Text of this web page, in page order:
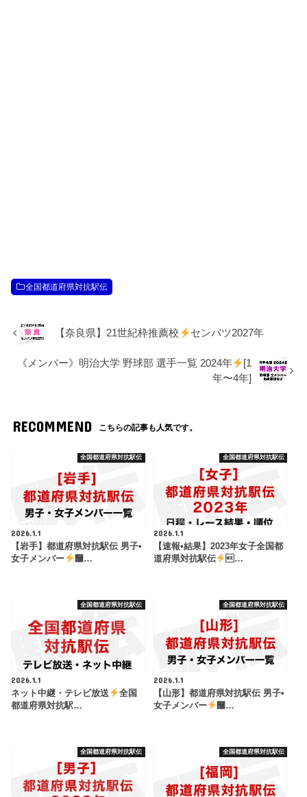
全国都道府県対抗駅伝
【奈良県】21世紀枠推薦校 センバツ2027年
《メンバー》明治大学 野球部 選手一覧 2024年
[1
年〜4年]
RECOMMEND こちらの記事も人気です。
全国都道府県対抗駅伝
2026.1.1
【岩手】都道府県対抗駅伝 男子•
女子メンバー
࿠…
全国都道府県対抗駅伝
2026.1.1
【速報•結果】2023年女子全国都
道府県対抗駅伝
…
全国都道府県対抗駅伝
2026.1.1
ネット中継・テレビ放送
全国
都道府県対抗駅…
全国都道府県対抗駅伝
2026.1.1
【山形】都道府県対抗駅伝 男子•
女子メンバー
࿠…
全国都道府県対抗駅伝 全国都道府県対抗駅伝